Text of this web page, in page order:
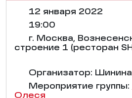
12 января 2022
19:00
г. Москва,
строение 1 (ресторан
Организатор:
Мероприятие группы:
Олеся